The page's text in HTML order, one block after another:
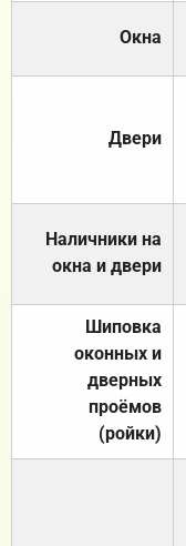
Окна
Двери
Наличники на
окна и двери
Шиповка
оконных и
дверных
проёмов
(ройки)